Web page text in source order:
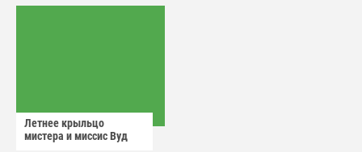
Летнее крыльцо
мистера и миссис Вуд